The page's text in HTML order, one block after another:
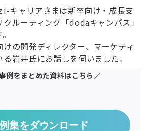
i-キャリアさまは新卒向け・成長支
ルーティング「dodaキャンパス」
けの開発ディレクター、マーケティ
岩井氏にお話しを伺いました。
例をまとめた資料はこちら／
集をダウンロード